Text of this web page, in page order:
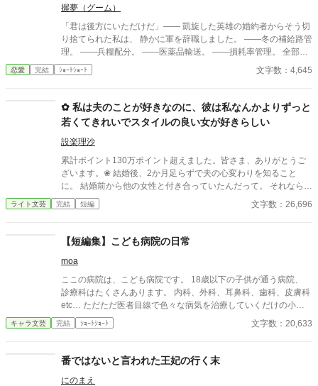
握夢（グーム）
「君は後方にいただけだ」―― 凱旋した英雄の婚約者からそう切
り捨てられた私は、 静かに軍を辞職しました。 ――冬の補給路管
理。 ――兵糧配分。 ――医薬品輸送。 ――損耗率管理。 全部、
私の仕事だったのですが。 三週間後、 王国軍は補給崩壊。 「な
ぜ食糧が届かない！」 「なぜ兵が飢える！」 ……逆にお聞きしま
えたことはありましたか？ これは、 誰にも評価されなかった兵站
官（へいたんかん）が、 隣国の辺境伯にだけ価値を見抜かれ、 人
生を取り戻す物語。 今更「戻ってきてくれ」と泣きつかれても、
私は隣国の最高機密ですので――！
恋愛 完結 ｼｮｰﾄｼｮｰﾄ 文字数：4,645
✿ 私は夫のことが好きなのに、彼は私なんかよりずっと
若くてきれいでスタイルの良い女が好きらしい
設楽理沙
累計ポイント130万ポイント超えました。皆さま、ありがとうご
ざいます。❀ 結婚後、2か月足らずで夫の心変わりを知ること
に。 結婚前から他の女性と付き合っていたんだって。 それならそ
うと、ちゃんと話してくれていれば、結婚なんて しなかった。 呆
れた私はすぐに家を出て自立の道を探すことにした。 それなの
夫。 だめだめ、信用できないからね～。 さようなら。 ＊＊＊＊
才 会社員 ◇ 日比野ひまり 32才 ◇ 石田唯 29才
滉星の同僚 ◇新堂冬也 25才 ひまり
の転職先の先輩(鉄道会社) 2025.4.11 完結 25649字
ライト文芸 完結 短編 文字数：26,696
【短編集】こども病院の日常
moa
ここの病院は、こども病院です。 18歳以下の子供が通う病院、
診療科はたくさんあります。 内科、外科、耳鼻科、歯科、皮膚科
etc… ただただ医者目線で色々な病気を治療していくだけの小説
です。 恋愛要素などは一切ありません。 密着病院24時！的な感
じです。 人物像などは表記していない為、読者様のご想像にお任
ください。 歯科以外の医療知識はそこまで詳しくないのですみま
せんがご了承ください。
キャラ文芸 完結 ｼｮｰﾄｼｮｰﾄ 文字数：20,633
番ではないと言われた王妃の行く末
にのまえ